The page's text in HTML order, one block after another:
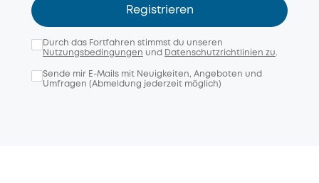
Registrieren
Durch das Fortfahren stimmst du unseren
Nutzungsbedingungen und Datenschutzrichtlinien zu.
Sende mir E-Mails mit Neuigkeiten, Angeboten und
Umfragen (Abmeldung jederzeit möglich)